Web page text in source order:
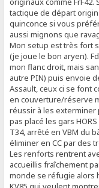
tactique de départ
quinconce si vous
aussi mignons que
Mon setup est très fort
(je joue le bon aryen).
mon flanc droit, mais
autre PIN) puis envoie
Assault, ceux ci se font
en couverture/réserve
réussir à les
pas placé les gars
T34, arrêté en VBM du
éliminer en CC par des
Les renforts rentrent
accueillis fraîchement
monde se réfugie alors